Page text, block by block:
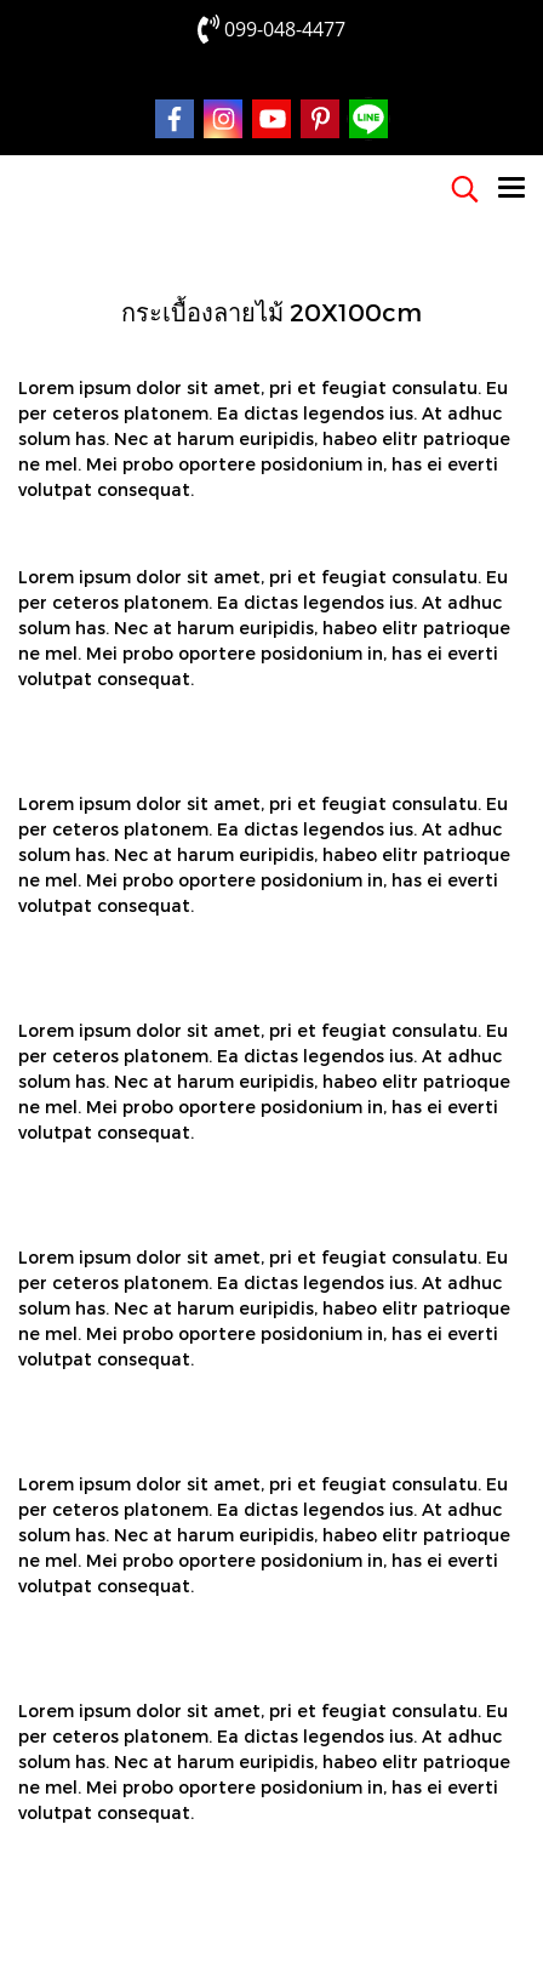
099-048-4477
กระเบื้องลายไม้ 20X100cm
Lorem ipsum dolor sit amet, pri et feugiat consulatu. Eu
per ceteros platonem. Ea dictas legendos ius. At adhuc
solum has. Nec at harum euripidis, habeo elitr patrioque
ne mel. Mei probo oportere posidonium in, has ei everti
volutpat consequat.
Lorem ipsum dolor sit amet, pri et feugiat consulatu. Eu
per ceteros platonem. Ea dictas legendos ius. At adhuc
solum has. Nec at harum euripidis, habeo elitr patrioque
ne mel. Mei probo oportere posidonium in, has ei everti
volutpat consequat.
Lorem ipsum dolor sit amet, pri et feugiat consulatu. Eu
per ceteros platonem. Ea dictas legendos ius. At adhuc
solum has. Nec at harum euripidis, habeo elitr patrioque
ne mel. Mei probo oportere posidonium in, has ei everti
volutpat consequat.
Lorem ipsum dolor sit amet, pri et feugiat consulatu. Eu
per ceteros platonem. Ea dictas legendos ius. At adhuc
solum has. Nec at harum euripidis, habeo elitr patrioque
ne mel. Mei probo oportere posidonium in, has ei everti
volutpat consequat.
Lorem ipsum dolor sit amet, pri et feugiat consulatu. Eu
per ceteros platonem. Ea dictas legendos ius. At adhuc
solum has. Nec at harum euripidis, habeo elitr patrioque
ne mel. Mei probo oportere posidonium in, has ei everti
volutpat consequat.
Lorem ipsum dolor sit amet, pri et feugiat consulatu. Eu
per ceteros platonem. Ea dictas legendos ius. At adhuc
solum has. Nec at harum euripidis, habeo elitr patrioque
ne mel. Mei probo oportere posidonium in, has ei everti
volutpat consequat.
Lorem ipsum dolor sit amet, pri et feugiat consulatu. Eu
per ceteros platonem. Ea dictas legendos ius. At adhuc
solum has. Nec at harum euripidis, habeo elitr patrioque
ne mel. Mei probo oportere posidonium in, has ei everti
volutpat consequat.